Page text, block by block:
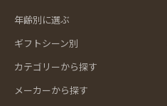
年齢別に選ぶ
ギフトシーン別
カテゴリーから探す
メーカーから探す